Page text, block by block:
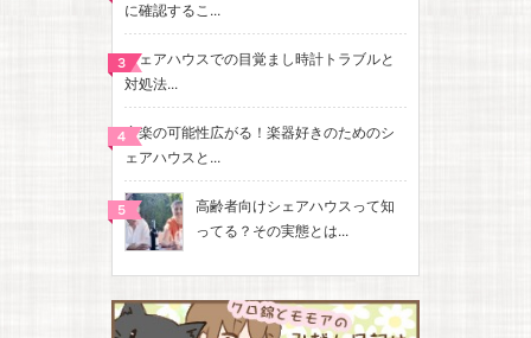
に確認するこ...
シェアハウスでの目覚まし時計トラブルと
対処法...
音楽の可能性広がる！楽器好きのためのシ
ェアハウスと...
高齢者向けシェアハウスって知
ってる？その実態とは...